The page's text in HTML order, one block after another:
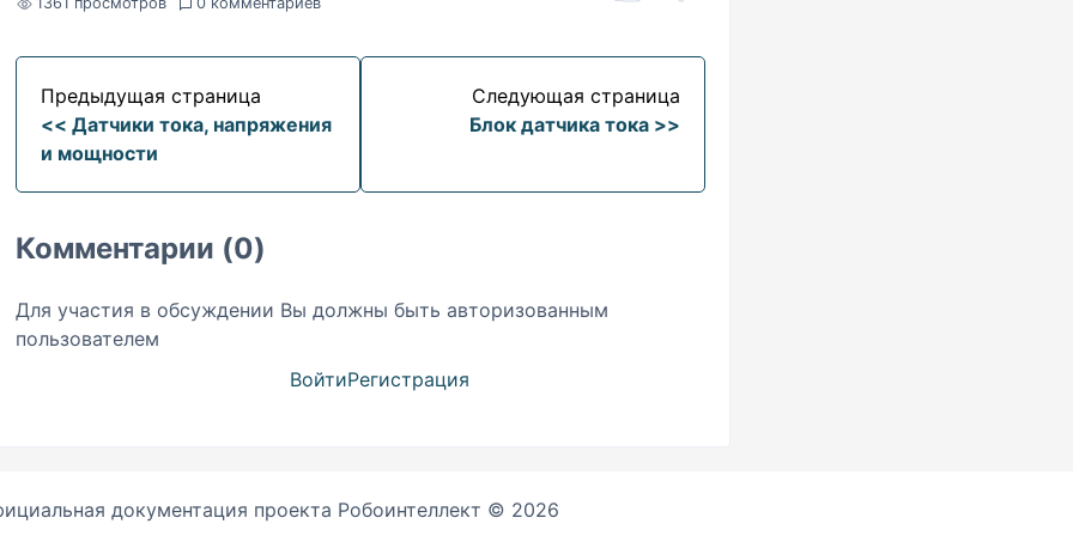
Предыдущая страница
<< Датчики тока, напряжения
и мощности
Следующая страница
Блок датчика тока >>
Комментарии (0)
Для участия в обсуждении Вы должны быть авторизованным
пользователем
ВойтиРегистрация
документация проекта Робоинтеллект © 2026